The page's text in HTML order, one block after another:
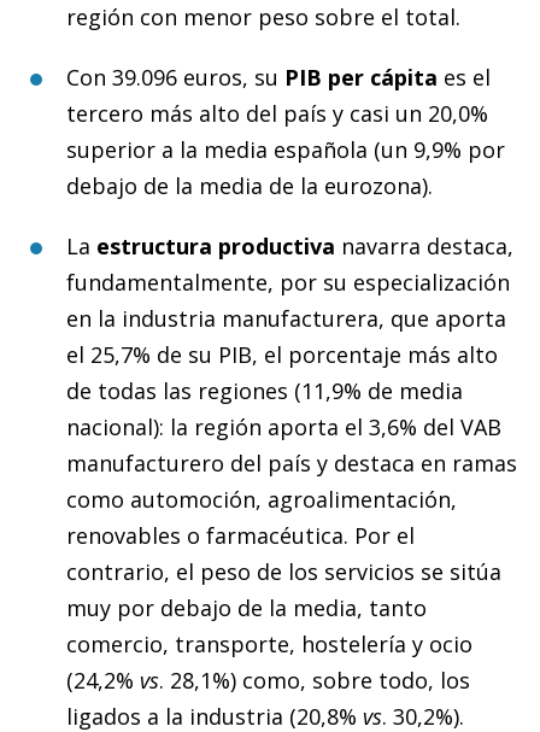
región con menor peso sobre el total.
Con 39.096 euros, su PIB per cápita es el
tercero más alto del país y casi un 20,0%
superior a la media española (un 9,9% por
debajo de la media de la eurozona).
La estructura productiva navarra destaca,
fundamentalmente, por su especialización
en la industria manufacturera, que aporta
el 25,7% de su PIB, el porcentaje más alto
de todas las regiones (11,9% de media
nacional): la región aporta el 3,6% del VAB
manufacturero del país y destaca en ramas
como automoción, agroalimentación,
renovables o farmacéutica. Por el
contrario, el peso de los servicios se sitúa
muy por debajo de la media, tanto
comercio, transporte, hostelería y ocio
(24,2% vs. 28,1%) como, sobre todo, los
ligados a la industria (20,8% vs. 30,2%).